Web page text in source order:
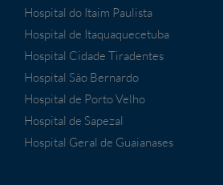
Hospital do Itaim Paulista
Hospital de Itaquaquecetuba
Hospital Cidade Tiradentes
Hospital São Bernardo
Hospital de Porto Velho
Hospital de Sapezal
Hospital Geral de Guaianases